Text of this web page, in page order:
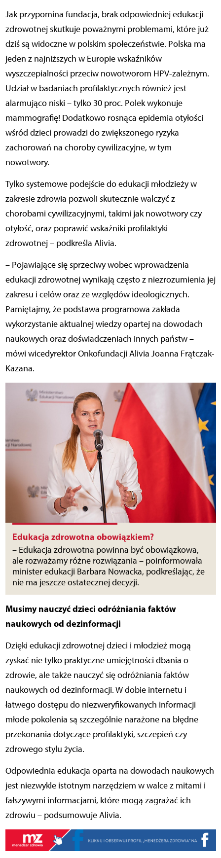
Jak przypomina fundacja, brak odpowiedniej edukacji
zdrowotnej skutkuje poważnymi problemami, które już
dziś są widoczne w polskim społeczeństwie. Polska ma
jeden z najniższych w Europie wskaźników
wyszczepialności przeciw nowotworom HPV-zależnym.
Udział w badaniach profilaktycznych również jest
alarmująco niski – tylko 30 proc. Polek wykonuje
mammografię! Dodatkowo rosnąca epidemia otyłości
wśród dzieci prowadzi do zwiększonego ryzyka
zachorowań na choroby cywilizacyjne, w tym
nowotwory.
Tylko systemowe podejście do edukacji młodzieży w
zakresie zdrowia pozwoli skutecznie walczyć z
chorobami cywilizacyjnymi, takimi jak nowotwory czy
otyłość, oraz poprawić wskaźniki profilaktyki
zdrowotnej – podkreśla Alivia.
– Pojawiające się sprzeciwy wobec wprowadzenia
edukacji zdrowotnej wynikają często z niezrozumienia jej
zakresu i celów oraz ze względów ideologicznych.
Pamiętajmy, że podstawa programowa zakłada
wykorzystanie aktualnej wiedzy opartej na dowodach
naukowych oraz doświadczeniach innych państw –
mówi wicedyrektor Onkofundacji Alivia Joanna Frątczak-
Kazana.
Edukacja zdrowotna obowiązkiem?
– Edukacja zdrowotna powinna być obowiązkowa,
ale rozważamy różne rozwiązania – poinformowała
minister edukacji Barbara Nowacka, podkreślając, że
nie ma jeszcze ostatecznej decyzji.
Musimy nauczyć dzieci odróżniania faktów
naukowych od dezinformacji
Dzięki edukacji zdrowotnej dzieci i młodzież mogą
zyskać nie tylko praktyczne umiejętności dbania o
zdrowie, ale także nauczyć się odróżniania faktów
naukowych od dezinformacji. W dobie internetu i
łatwego dostępu do niezweryfikowanych informacji
młode pokolenia są szczególnie narażone na błędne
przekonania dotyczące profilaktyki, szczepień czy
zdrowego stylu życia.
Odpowiednia edukacja oparta na dowodach naukowych
jest niezwykle istotnym narzędziem w walce z mitami i
fałszywymi informacjami, które mogą zagrażać ich
zdrowiu – podsumowuje Alivia.